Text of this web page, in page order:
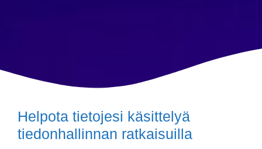
Helpota tietojesi käsittelyä
tiedonhallinnan ratkaisuilla